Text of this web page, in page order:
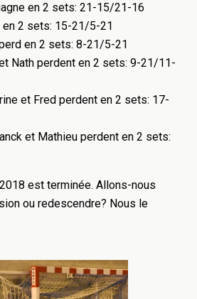
en 2 sets: 21-15/21-16
en 2 sets: 15-21/5-21
en 2 sets: 8-21/5-21
Nath perdent en 2 sets: 9-21/11-
et Fred perdent en 2 sets: 17-
et Mathieu perdent en 2 sets:
est terminée. Allons-nous
ou redescendre? Nous le